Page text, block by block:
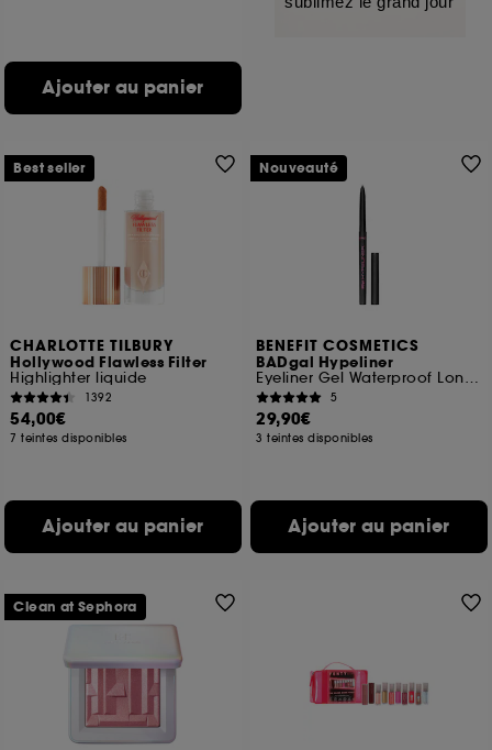
Ajouter au panier
CHARLOTTE TILBURY
Hollywood Flawless Filter
Highlighter liquide
1392
54,00€
7 teintes disponibles
Ajouter au panier
Best seller
BENEFIT COSMETICS
BADgal Hypeliner
Eyeliner Gel Waterproof Longue Tenue
5
29,90€
3 teintes disponibles
Ajouter au panier
Nouveauté
Clean at Sephora